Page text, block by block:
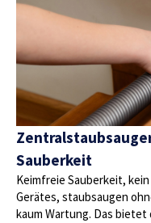
Sauberkeit
Keimfreie Sauberkeit,
Gerätes, staubsaugen
kaum Wartung. Das